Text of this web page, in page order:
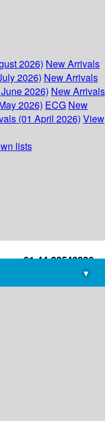
2026) New Arrivals
2026) New Arrivals
2026) New Arrivals
2026) ECG New
(01 April 2026) View
lists
+91-44-22543226
library@imsc.res.in
▾